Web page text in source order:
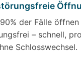
der Fälle
– schnell,
Schlosswechsel.